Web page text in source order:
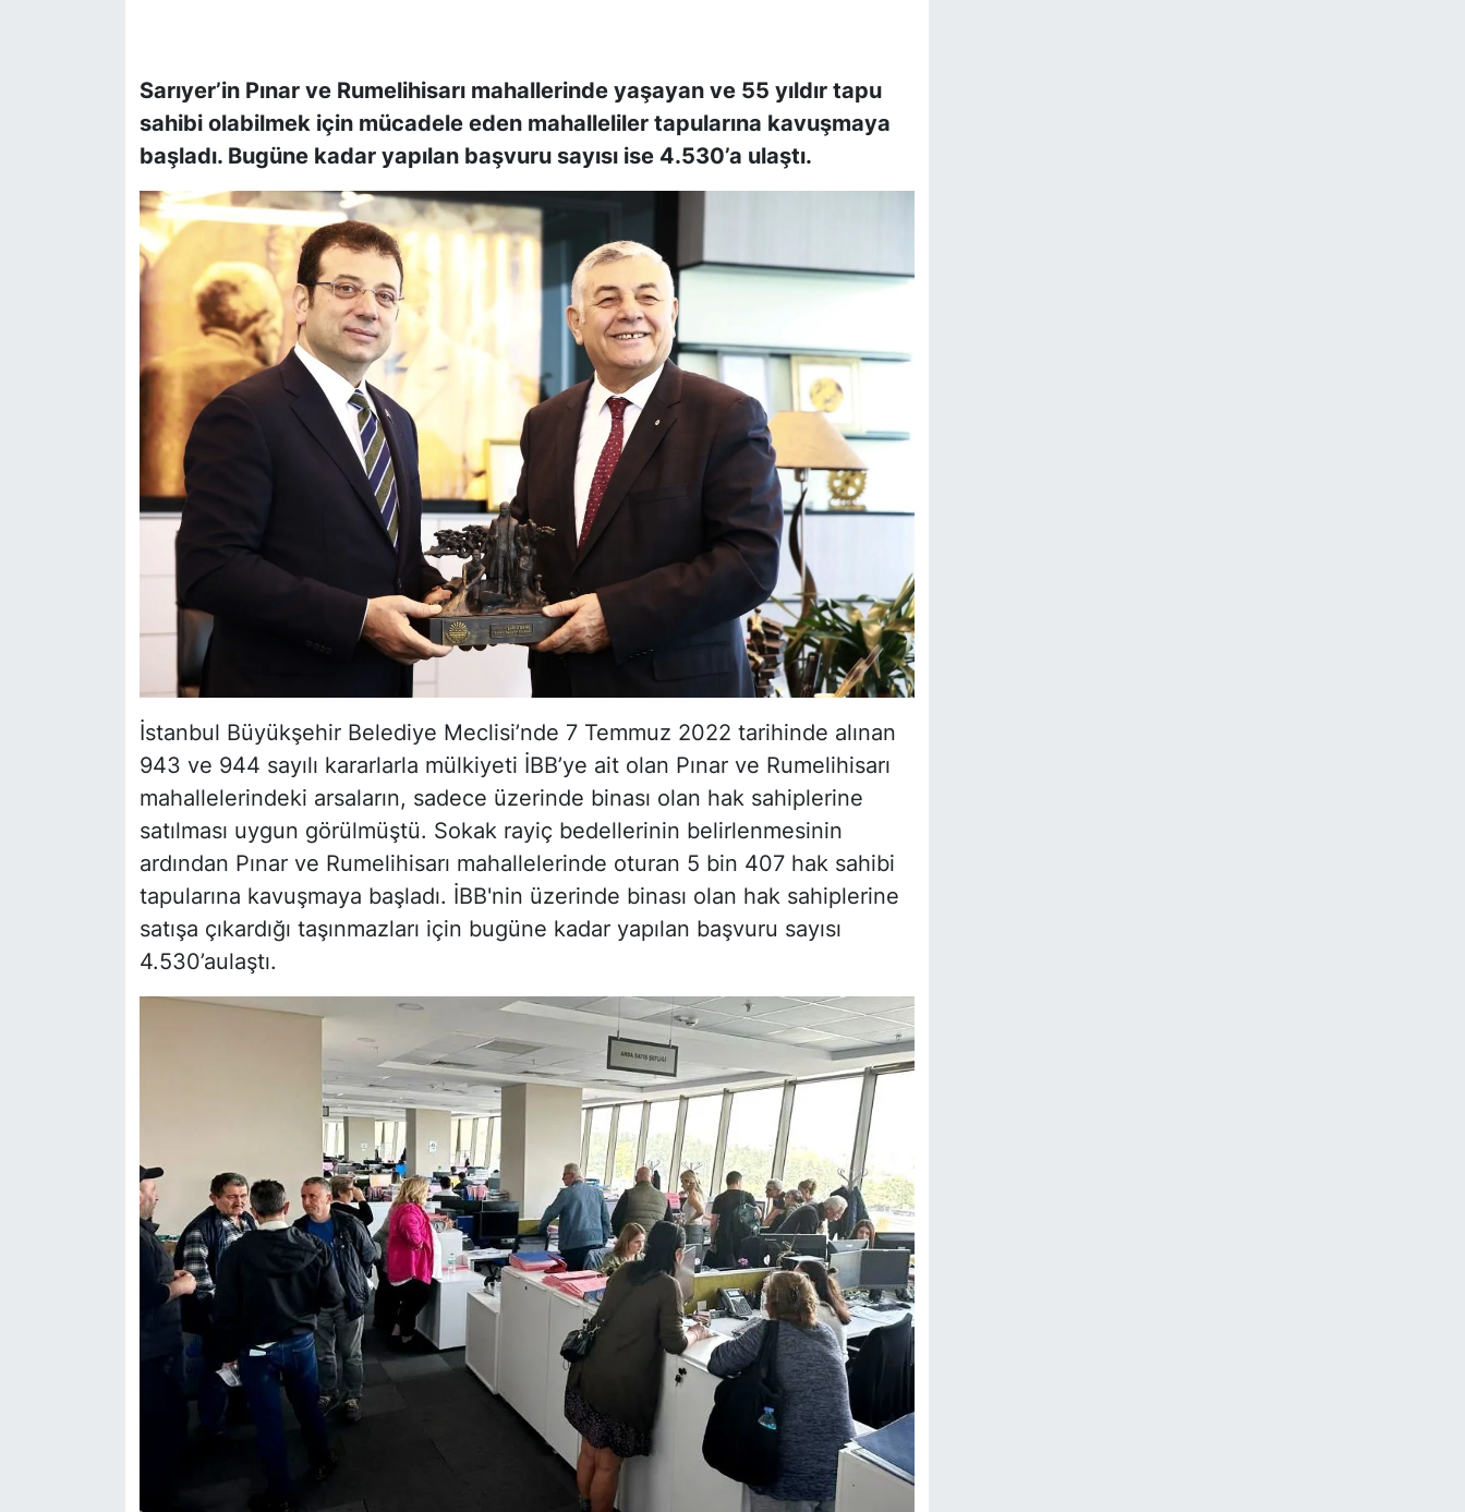
Sarıyer’in Pınar ve Rumelihisarı mahallerinde yaşayan ve 55 yıldır tapu
sahibi olabilmek için mücadele eden mahalleliler tapularına kavuşmaya
başladı. Bugüne kadar yapılan başvuru sayısı ise 4.530’a ulaştı.
İstanbul Büyükşehir Belediye Meclisi’nde 7 Temmuz 2022 tarihinde alınan
943 ve 944 sayılı kararlarla mülkiyeti İBB’ye ait olan Pınar ve Rumelihisarı
mahallelerindeki arsaların, sadece üzerinde binası olan hak sahiplerine
satılması uygun görülmüştü. Sokak rayiç bedellerinin belirlenmesinin
ardından Pınar ve Rumelihisarı mahallelerinde oturan 5 bin 407 hak sahibi
tapularına kavuşmaya başladı. İBB'nin üzerinde binası olan hak sahiplerine
satışa çıkardığı taşınmazları için bugüne kadar yapılan başvuru sayısı
4.530’aulaştı.
SON DAKİKA HABERİ
TEKNOLOJİ
TÜRKİYE VE DÜNYA GÜNDEMİ